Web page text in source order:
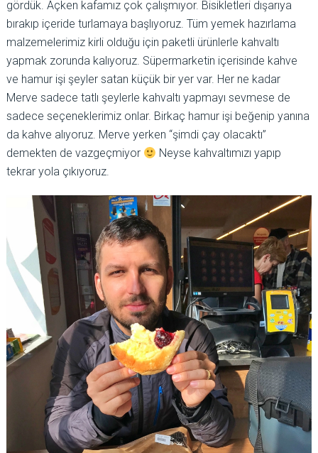
gördük. Açken kafamız çok çalışmıyor. Bisikletleri dışarıya
bırakıp içeride turlamaya başlıyoruz. Tüm yemek hazırlama
malzemelerimiz kirli olduğu için paketli ürünlerle kahvaltı
yapmak zorunda kalıyoruz. Süpermarketin içerisinde kahve
ve hamur işi şeyler satan küçük bir yer var. Her ne kadar
Merve sadece tatlı şeylerle kahvaltı yapmayı sevmese de
sadece seçeneklerimiz onlar. Birkaç hamur işi beğenip yanına
da kahve alıyoruz. Merve yerken “şimdi çay olacaktı”
demekten de vazgeçmiyor
Neyse kahvaltımızı yapıp
tekrar yola çıkıyoruz.